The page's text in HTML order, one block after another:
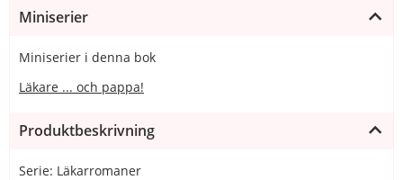
Miniserier
Miniserier i denna bok
Läkare ... och pappa!
Produktbeskrivning
Serie: Läkarromaner